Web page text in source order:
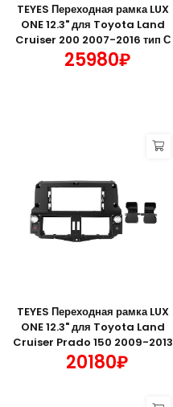
TEYES Переходная рамка LUX
ONE 12.3" для Toyota Land
Cruiser 200 2007-2016 тип С
25980₽
TEYES Переходная рамка LUX
ONE 12.3" для Toyota Land
Cruiser Prado 150 2009-2013
20180₽